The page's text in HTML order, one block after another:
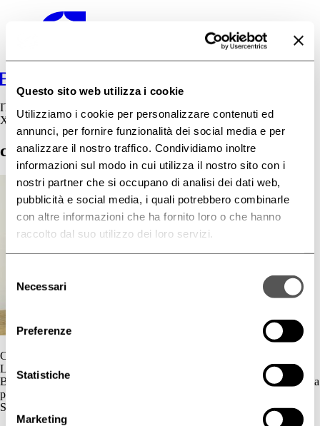
Questo sito web utilizza i cookie
Utilizziamo i cookie per personalizzare contenuti ed
annunci, per fornire funzionalità dei social media e per
analizzare il nostro traffico. Condividiamo inoltre
informazioni sul modo in cui utilizza il nostro sito con i
nostri partner che si occupano di analisi dei dati web,
pubblicità e social media, i quali potrebbero combinarle
con altre informazioni che ha fornito loro o che hanno
raccolto dal suo utilizzo dei loro servizi.
delNecessari
Preferenze
Statistiche
Marketing
IT
X
cosmetics-2389779_640
Contatti
L'azienda
BIOGENA è un’azienda cosmetica la cui gamma di prodotti è dedicata
principalmente al benessere della pelle.
Skincare